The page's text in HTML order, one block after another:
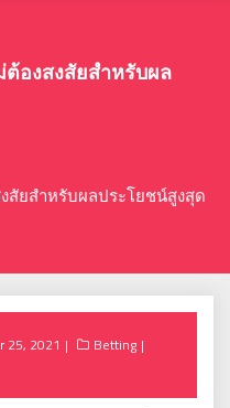
องสงสัยสำหรับผล
สัยสำหรับผลประโยชน์สูงสุด
25, 2021
Betting